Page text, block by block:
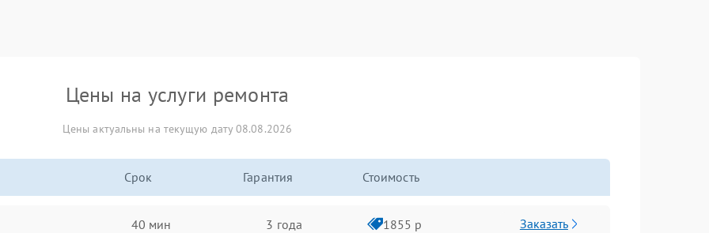
Цены на услуги ремонта
Цены актуальны на текущую дату 08.08.2026
Срок Гарантия Стоимость
40 мин 3 года 1855 р Заказать